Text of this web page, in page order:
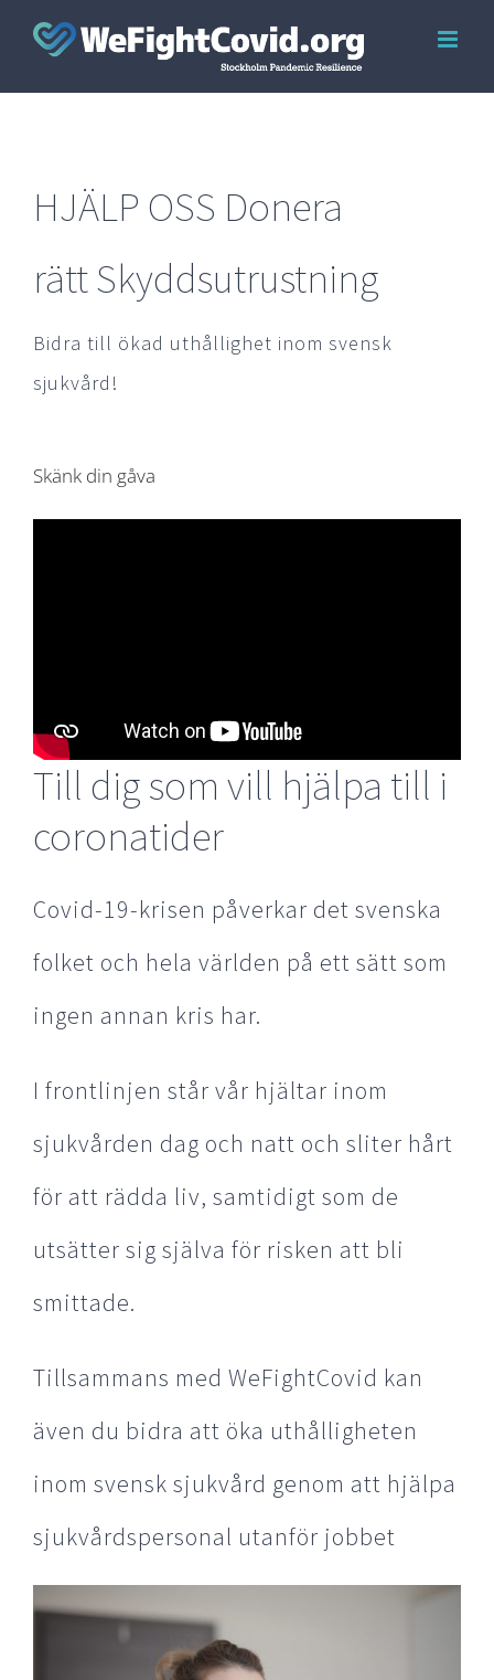
HJÄLP OSS Donera
rätt Skyddsutrustning
Bidra till ökad uthållighet inom svensk
sjukvård!
Skänk din gåva
Till dig som vill hjälpa till i
coronatider
Covid-19-krisen påverkar det svenska
folket och hela världen på ett sätt som
ingen annan kris har.
I frontlinjen står vår hjältar inom
sjukvården dag och natt och sliter hårt
för att rädda liv, samtidigt som de
utsätter sig själva för risken att bli
smittade.
Tillsammans med WeFightCovid kan
även du bidra att öka uthålligheten
inom svensk sjukvård genom att hjälpa
sjukvårdspersonal utanför jobbet